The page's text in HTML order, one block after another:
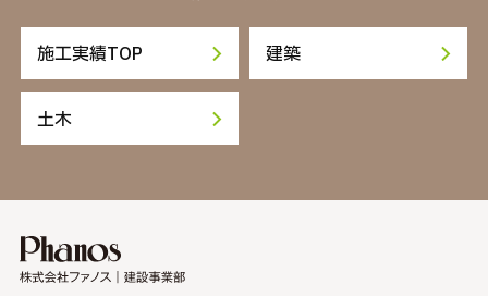
施工実績TOP 建築
土木